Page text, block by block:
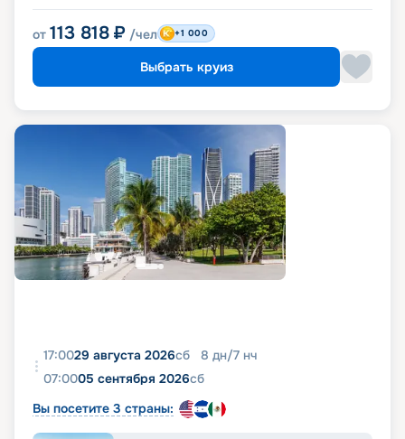
от 113 818 ₽ /чел +1 000
Выбрать круиз
17:0029 августа 2026сб 8 дн/7 нч
07:0005 сентября 2026сб
Вы посетите 3 страны: